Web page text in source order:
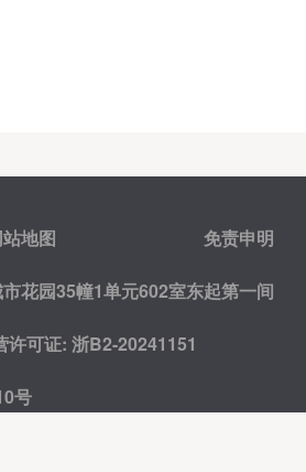
地图 免责申明
花园35幢1单元602室东起第一间
许可证: 浙B2-20241151
号